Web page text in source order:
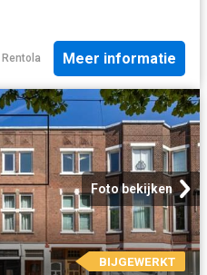
Rentola Meer informatie
Foto bekijken
BIJGEWERKT